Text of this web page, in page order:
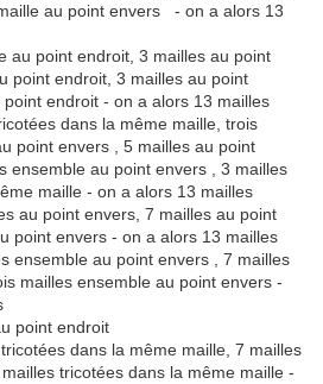
au point envers - on a alors 13
au point endroit, 3 mailles au point
point endroit, 3 mailles au point
endroit - on a alors 13 mailles
dans la même maille, trois
point envers , 5 mailles au point
ensemble au point envers , 3 mailles
maille - on a alors 13 mailles
au point envers, 7 mailles au point
point envers - on a alors 13 mailles
ensemble au point envers , 7 mailles
mailles ensemble au point envers -
point endroit
dans la même maille, 7 mailles
tricotées dans la même maille -